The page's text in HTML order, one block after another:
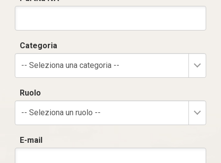
Categoria
-- Seleziona una categoria --
Ruolo
-- Seleziona un ruolo --
E-mail